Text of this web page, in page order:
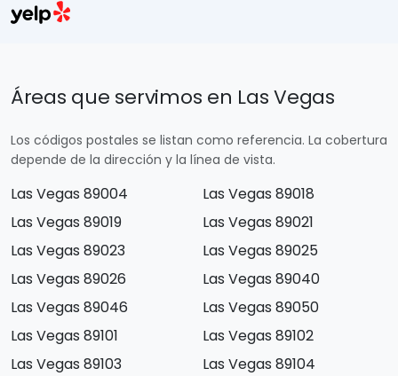
Áreas que servimos en Las Vegas
Los códigos postales se listan como referencia. La cobertura
depende de la dirección y la línea de vista.
Las Vegas 89004
Las Vegas 89018
Las Vegas 89019
Las Vegas 89021
Las Vegas 89023
Las Vegas 89025
Las Vegas 89026
Las Vegas 89040
Las Vegas 89046
Las Vegas 89050
Las Vegas 89101
Las Vegas 89102
Las Vegas 89103
Las Vegas 89104